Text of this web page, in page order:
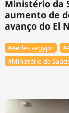
Ministério da
aumento de
avanço do El
#Aedes aegypti
#Ministério da